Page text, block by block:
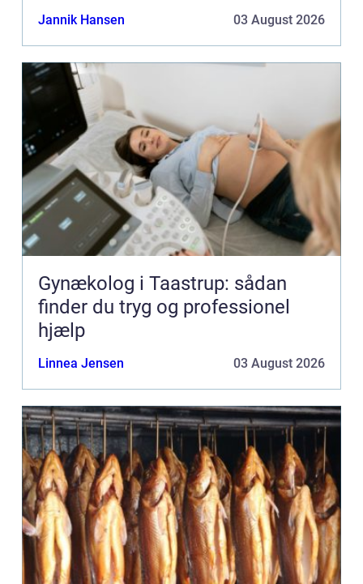
Jannik Hansen 03 August 2026
Gynækolog i Taastrup: sådan
finder du tryg og professionel
hjælp
Linnea Jensen 03 August 2026